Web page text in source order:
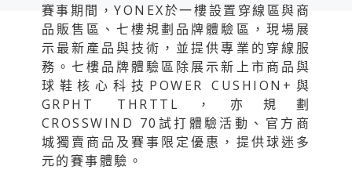
賽事期間，YONEX於一樓設置穿線區與商
品販售區、七樓規劃品牌體驗區，現場展
示最新產品與技術，並提供專業的穿線服
務。七樓品牌體驗區除展示新上市商品與
球鞋核心科技POWER CUSHION+與
GRPHT THRTTL，亦規劃
CROSSWIND 70試打體驗活動、官方商
城獨賣商品及賽事限定優惠，提供球迷多
元的賽事體驗。